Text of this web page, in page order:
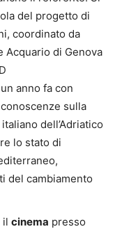
del progetto di
coordinato da
Acquario di Genova
anno fa con
sulla
dell’Adriatico
lo stato di
del cambiamento
il cinema presso